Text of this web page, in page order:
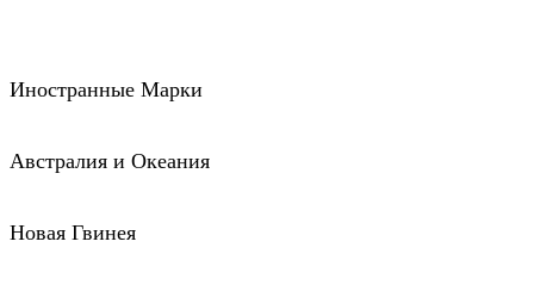
Иностранные Марки
Австралия и Океания
Новая Гвинея